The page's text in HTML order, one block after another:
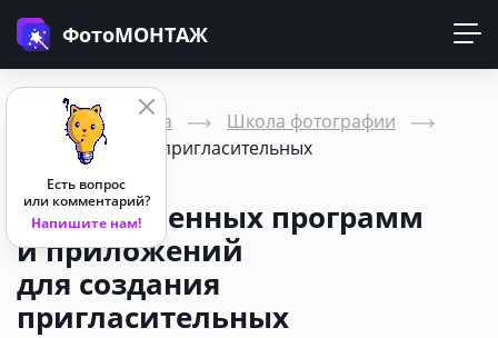
ФотоМОНТАЖ
Главная страница
Школа фотографии
Программы для пригласительных
17 современных программ
и приложений
для создания
пригласительных
Есть вопрос
или комментарий?
Напишите нам!